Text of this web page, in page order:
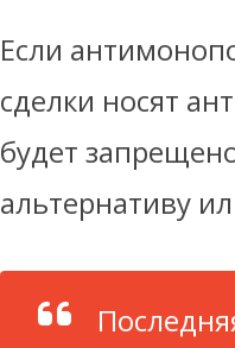
Если
сделки носят
будет
альтернативу